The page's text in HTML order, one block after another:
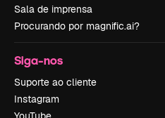
Sala de imprensa
Procurando por magnific.ai?
Siga-nos
Suporte ao cliente
Instagram